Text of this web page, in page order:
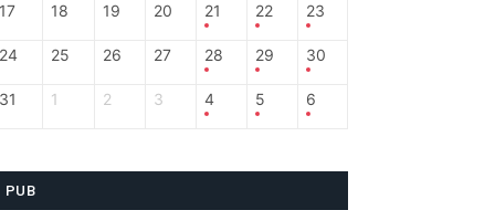
17 18 19 20 21 22 23
24 25 26 27 28 29 30
31 1 2 3 4 5 6
PUB